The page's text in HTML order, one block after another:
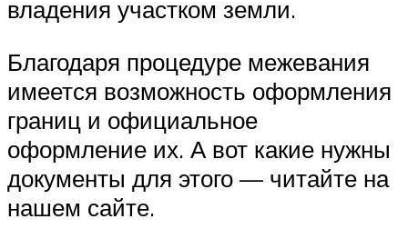
владения участком земли.
Благодаря процедуре межевания
имеется возможность оформления
границ и официальное
оформление их. А вот какие нужны
документы для этого — читайте на
нашем сайте.